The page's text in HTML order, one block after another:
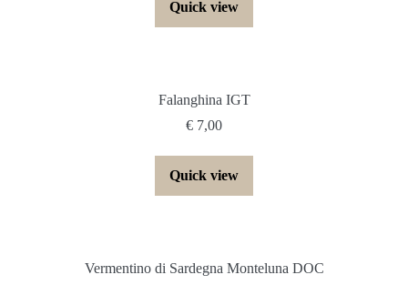
Quick view
Falanghina IGT
€ 7,00
Quick view
Vermentino di Sardegna Monteluna DOC